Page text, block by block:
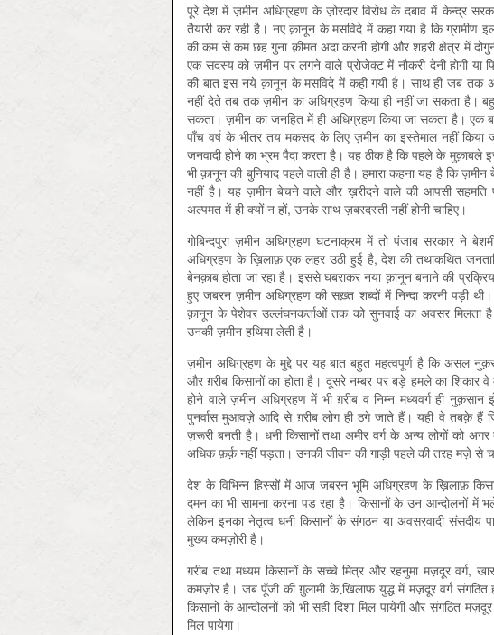
पूरे देश में ज़मीन अधिग्रहण के ज़ोरदार विरोध के दबाव में केन्द्र
तैयारी कर रही है। नए क़ानून के मसविदे में कहा गया है कि ग्रामीण
की कम से कम छह गुना क़ीमत अदा करनी होगी और शहरी क्षेत्र में
एक सदस्य को ज़मीन पर लगने वाले प्रोजेक्ट में नौकरी देनी होगी
की बात इस नये क़ानून के मसविदे में कही गयी है। साथ ही जब तक
नहीं देते तब तक ज़मीन का अधिग्रहण किया ही नहीं जा सकता है।
सकता। ज़मीन का जनहित में ही अधिग्रहण किया जा सकता है। एक
पाँच वर्ष के भीतर तय मकसद के लिए ज़मीन का इस्तेमाल नहीं किया
जनवादी होने का भ्रम पैदा करता है। यह ठीक है कि पहले के मुक़ाबले
भी क़ानून की बुनियाद पहले वाली ही है। हमारा कहना यह है कि
नहीं है। यह ज़मीन बेचने वाले और ख़रीदने वाले की आपसी सहमति
अल्पमत में ही क्यों न हों, उनके साथ ज़बरदस्ती नहीं होनी चाहिए।
गोबिन्दपुरा ज़मीन अधिग्रहण घटनाक्रम में तो पंजाब सरकार ने
अधिग्रहण के ख़िलाफ़ एक लहर उठी हुई है, देश की तथाकथित
बेनक़ाब होता जा रहा है। इससे घबराकर नया क़ानून बनाने की
हुए जबरन ज़मीन अधिग्रहण की सख़्त शब्दों में निन्दा करनी पड़ी
क़ानून के पेशेवर उल्लंघनकर्ताओं तक को सुनवाई का अवसर मिलता है
उनकी ज़मीन हथिया लेती है।
ज़मीन अधिग्रहण के मुद्दे पर यह बात बहुत महत्वपूर्ण है कि असल
और ग़रीब किसानों का होता है। दूसरे नम्बर पर बड़े हमले का
होने वाले ज़मीन अधिग्रहण में भी ग़रीब व निम्न मध्यवर्ग ही
पुनर्वास मुआवज़े आदि से ग़रीब लोग ही ठगे जाते हैं। यही वे तबक़े हैं
ज़रूरी बनती है। धनी किसानों तथा अमीर वर्ग के अन्य लोगों को
अधिक फ़र्क़ नहीं पड़ता। उनकी जीवन की गाड़ी पहले की तरह मज़े से
देश के विभिन्न हिस्सों में आज जबरन भूमि अधिग्रहण के ख़िलाफ़
दमन का भी सामना करना पड़ रहा है। किसानों के उन आन्दोलनों में
लेकिन इनका नेतृत्व धनी किसानों के संगठन या अवसरवादी संसदीय
मुख्य कमज़ोरी है।
ग़रीब तथा मध्यम किसानों के सच्चे मित्र और रहनुमा मज़दूर वर्ग,
कमज़ोर है। जब पूँजी की ग़ुलामी के खि़लाफ़ युद्ध में मज़दूर वर्ग संगठित
किसानों के आन्दोलनों को भी सही दिशा मिल पायेगी और संगठित
मिल पायेगा।